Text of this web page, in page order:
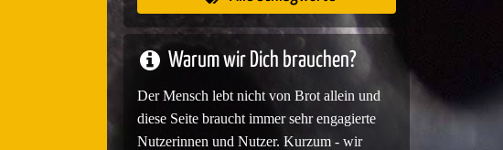
Warum wir Dich brauchen?
Der Mensch lebt nicht von Brot allein und
diese Seite braucht immer sehr engagierte
Nutzerinnen und Nutzer. Kurzum - wir